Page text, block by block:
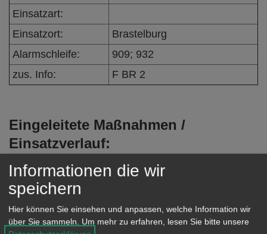
Einsatzart:
Einsatzort:
Brastelburg
Alarmschleife:
909; 932
zus. Info:
F BR 2
Eingeleitete Maßnahmen /
Einsatzverlauf:
Ein Flächenbrand von etwa 2
Quadratmetern wurde mit einem
Schnellangriff unter Atemschutz
abgelöscht.
Informationen die wir
speichern
Hier können Sie einsehen und anpassen, welche Information wir
über Sie sammeln. Um mehr zu erfahren, lesen Sie bitte unsere